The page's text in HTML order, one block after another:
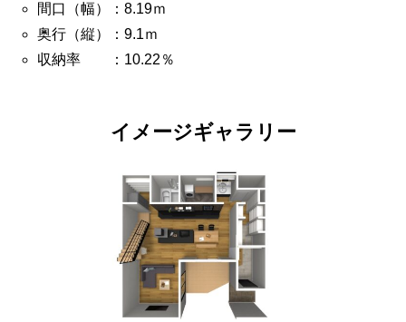
間口（幅）：8.19ｍ
奥行（縦）：9.1ｍ
収納率 ：10.22％
イメージギャラリー